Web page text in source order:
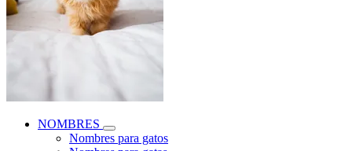
NOMBRES
Nombres para gatos